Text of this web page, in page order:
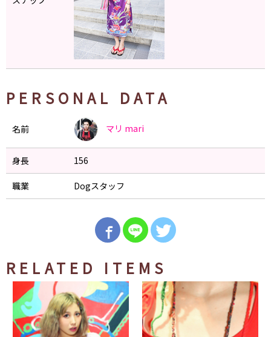
PERSONAL DATA
名前 マリ mari
身長 156
職業 Dogスタッフ
RELATED ITEMS